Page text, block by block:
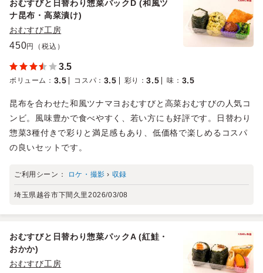
おむすびと日替わり惣菜パックD (和風ツ
ナ昆布・高菜漬け)
おむすび工房
450円（税込）
3.5
ボリューム ： 3.5 コスパ ： 3.5 彩り ：3.5 味 ： 3.5
昆布を合わせた和風ツナマヨおむすびと高菜おむすびの人気コ
ンビ。風味豊かで食べやすく、若い方にも好評です。日替わり
惣菜3種付きで彩りと満足感もあり、低価格で楽しめるコスパ
の良いセットです。
ご利用シーン： ロケ・撮影 › 収録
埼玉県越谷市下間久里2026/03/08
おむすびと日替わり惣菜パックA (紅鮭・
おかか)
おむすび工房